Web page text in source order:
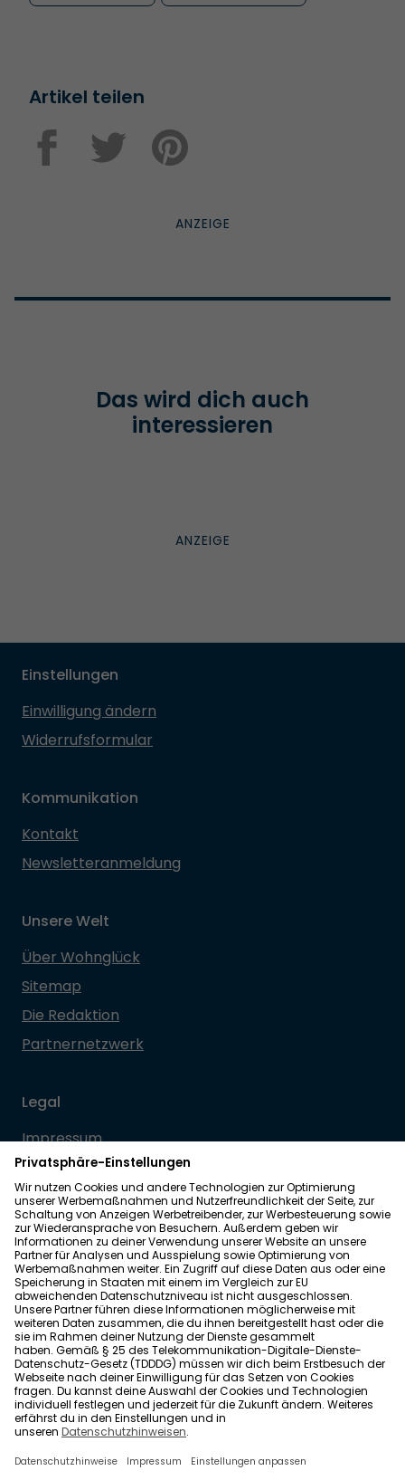
Artikel teilen
Das wird dich auch
interessieren
Einstellungen
Einwilligung ändern
Widerrufsformular
Kommunikation
Kontakt
Newsletteranmeldung
Unsere Welt
Über Wohnglück
Sitemap
Die Redaktion
Partnernetzwerk
Legal
Impressum
Datenschutz
Allgemeine Geschäftsbedingungen
Barrierefreiheit
Wohnglück folgen